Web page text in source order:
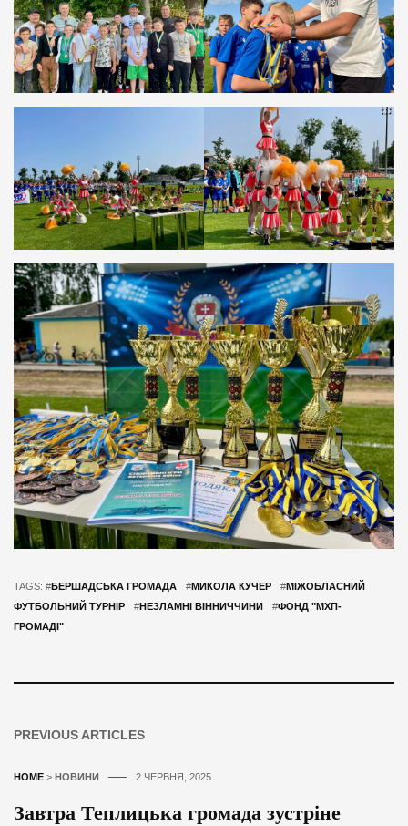
TAGS: #БЕРШАДСЬКА ГРОМАДА #МИКОЛА КУЧЕР #МІЖОБЛАСНИЙ
ФУТБОЛЬНИЙ ТУРНІР
#НЕЗЛАМНІ ВІННИЧЧИНИ #ФОНД "МХП-
ГРОМАДІ"
PREVIOUS ARTICLES
HOME > НОВИНИ 2 ЧЕРВНЯ, 2025
Завтра Теплицька громада зустріне